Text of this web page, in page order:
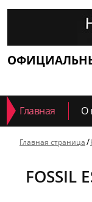
Главная О
Главная страница
FOSSIL